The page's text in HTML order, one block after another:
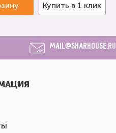
Купить в 1 клик
mail@sharhouse.ru